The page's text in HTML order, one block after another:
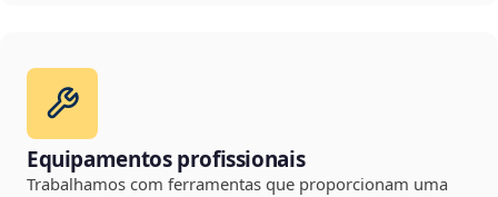
Equipamentos profissionais
Trabalhamos com ferramentas que proporcionam uma